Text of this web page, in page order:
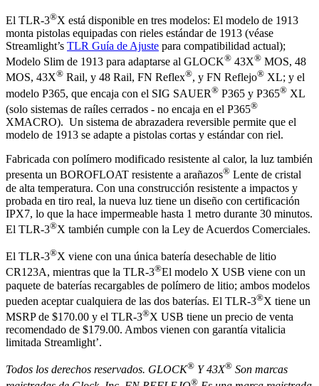
El TLR-3®X está disponible en tres modelos: El modelo de 1913
monta pistolas equipadas con rieles estándar de 1913 (véase
Streamlight’s TLR Guía de Ajuste para compatibilidad actual);
Modelo Slim de 1913 para adaptarse al GLOCK® 43X® MOS, 48
MOS, 43X® Rail, y 48 Rail, FN Reflex®, y FN Reflejo® XL; y el
modelo P365, que encaja con el SIG SAUER® P365 y P365® XL
(solo sistemas de raíles cerrados - no encaja en el P365®
XMACRO). Un sistema de abrazadera reversible permite que el
modelo de 1913 se adapte a pistolas cortas y estándar con riel.
Fabricada con polímero modificado resistente al calor, la luz también
presenta un BOROFLOAT resistente a arañazos® Lente de cristal
de alta temperatura. Con una construcción resistente a impactos y
probada en tiro real, la nueva luz tiene un diseño con certificación
IPX7, lo que la hace impermeable hasta 1 metro durante 30 minutos.
El TLR-3®X también cumple con la Ley de Acuerdos Comerciales.
El TLR-3®X viene con una única batería desechable de litio
CR123A, mientras que la TLR-3®El modelo X USB viene con un
paquete de baterías recargables de polímero de litio; ambos modelos
pueden aceptar cualquiera de las dos baterías. El TLR-3®X tiene un
MSRP de $170.00 y el TLR-3®X USB tiene un precio de venta
recomendado de $179.00. Ambos vienen con garantía vitalicia
limitada Streamlight’.
Todos los derechos reservados. GLOCK® Y 43X® Son marcas
®